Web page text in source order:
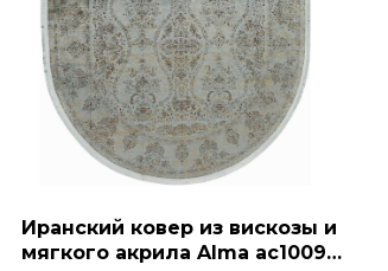
Иранский ковер из вискозы и
мягкого акрила Alma ac1009